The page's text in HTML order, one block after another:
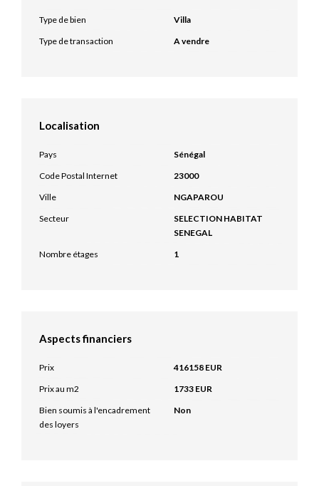
Type de bien
Villa
Type de transaction
A vendre
Localisation
Pays
Sénégal
Code Postal Internet
23000
Ville
NGAPAROU
Secteur
SELECTION HABITAT
SENEGAL
Nombre étages
1
Aspects financiers
Prix
416158 EUR
Prix au m2
1733 EUR
Bien soumis à l'encadrement
des loyers
Non